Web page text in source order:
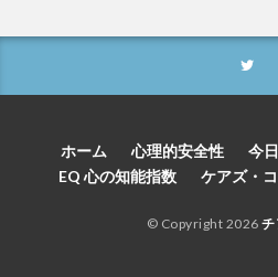
ホーム 心理的安全性
今
EQ 心の知能指数
ケアズ・
© Copyright 2026 チ